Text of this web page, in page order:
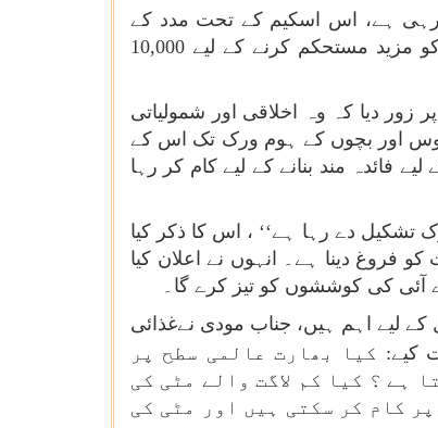
رہی ہے، اس اسکیم کے تحت مدد کے
ساتھ اہم تعاون فراہم کیا گیا ہے، جناب مودی نے اعلان کیا کہ اگلے پانچ سال میں ملک میں تحقیق و ترقی کو مزید مستحکم کرنے کے لیے 10,000
دیا کہ وہ اخلاقی اور شمولیاتی
اور بچوں کے ہوم ورک تک اس کے
فائدہ مند بنانے کے لیے کام کر رہا
تشکیل دے رہا ہے‘‘ ، اس کا ذکر کیا
دینا ہے۔ انہوں نے اعلان کیا
لیے اہم ہیں، جناب مودی نےغذائی
کیے: کیا بھارت عالمی سطح پر
ہے ؟ کیا کم لاگت والے مٹی کی
کام کر سکتی ہیں اور مٹی کی